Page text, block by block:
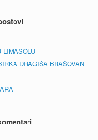
LIMASOLU
DRAGIŠA BRAŠOVAN